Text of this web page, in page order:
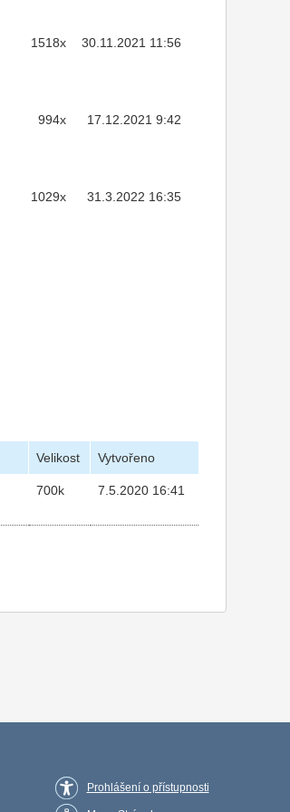
1518x 30.11.2021 11:56
994x 17.12.2021 9:42
1029x 31.3.2022 16:35
Velikost Vytvořeno
700k 7.5.2020 16:41
Prohlášení o přístupnosti